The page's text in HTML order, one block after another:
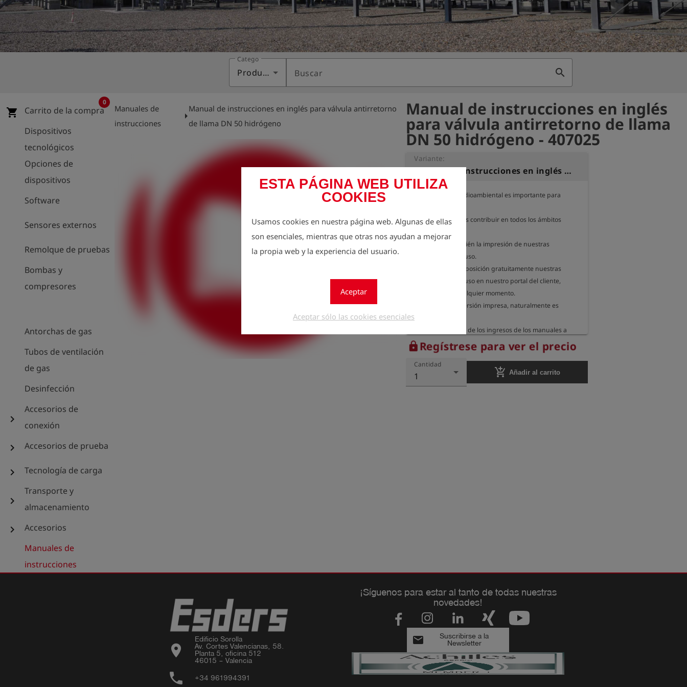
shield Registro
ESTA PÁGINA WEB UTILIZA
COOKIES
Usamos cookies en nuestra página web. Algunas de ellas
son esenciales, mientras que otras nos ayudan a mejorar
la propia web y la experiencia del usuario.
Aceptar
Aceptar sólo las cookies esenciales
Categoría
Productos Buscar search
shopping_cart Carrito de la compra
0
Dispositivos
tecnológicos
Opciones de
dispositivos
Software
Sensores externos
Remolque de pruebas
Bombas y
compresores
Antorchas de gas
Tubos de ventilación
de gas
Desinfección
chevron_right
Accesorios de
conexión
chevron_right Accesorios de prueba
chevron_right Tecnología de carga
chevron_right
Transporte y
almacenamiento
chevron_right
Accesorios
Manuales de
instrucciones
Manuales de
instrucciones
arrow_right
Manual de instrucciones en inglés para válvula antirretorno
de llama DN 50 hidrógeno
Manual de instrucciones en inglés
para válvula antirretorno de llama
DN 50 hidrógeno - 407025
Variante:
Manual de instrucciones en inglés para válvula antirretorno de llama DN 50 hidrógeno
La protección medioambiental es importante para
Por ello, queremos contribuir en todos los ámbitos
posibles.
Esto incluye también la impresión de nuestras
instrucciones de uso.
Ponemos a su disposición gratuitamente nuestras
instrucciones de uso en nuestro portal del cliente,
disponible en cualquier momento.
Si necesita una versión impresa, naturalmente es
Donamos el 100% de los ingresos de los manuales a
una organización sin ánimo de lucro dedicada a
proteger el medio ambiente.
En nuestro sitio web, informamos cada año a qué
lockRegístrese para ver el precio
Cantidad
1 add_shopping_cart Añadir al carrito
location_on
Edificio Sorolla
Av. Cortes Valencianas, 58.
Planta 5, oficina 512
46015 – Valencia
phone +34 961994391
¡Síguenos para estar al tanto de todas nuestras
novedades!
email
Suscribirse a la
Newsletter